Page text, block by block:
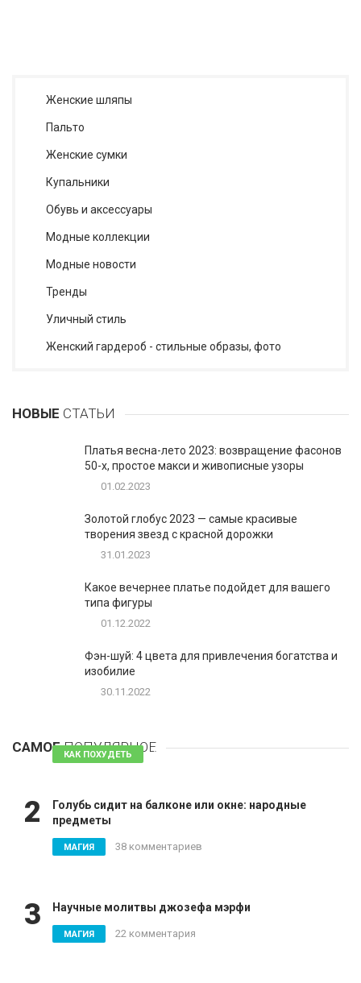
Женские шляпы
Пальто
Женские сумки
Купальники
Обувь и аксессуары
Модные коллекции
Модные новости
Тренды
Уличный стиль
Женский гардероб - стильные образы, фото
НОВЫЕ СТАТЬИ
Платья весна-лето 2023: возвращение фасонов
50-х, простое макси и живописные узоры
01.02.2023
Золотой глобус 2023 — самые красивые
творения звезд с красной дорожки
31.01.2023
Какое вечернее платье подойдет для вашего
типа фигуры
01.12.2022
Фэн-шуй: 4 цвета для привлечения богатства и
изобилие
30.11.2022
САМОЕПОПУЛЯРНОЕ
КАК ПОХУДЕТЬ 81 комментарий
2
Голубь сидит на балконе или окне: народные
предметы
МАГИЯ 38 комментариев
3 Научные молитвы джозефа мэрфи
МАГИЯ 22 комментария